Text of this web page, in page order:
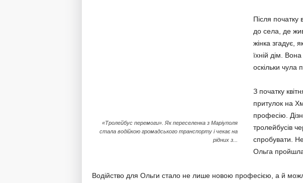
«Тролейбус перемоги». Як переселенка з Маріуполя
стала водійкою громадського транспорту і чекає на
рідних з...
Після початку
до села, де
жінка згадує,
їхній дім.
оскільки чула
З початку
притулок на
професію.
тролейбусів
спробувати.
Ольга
Водійство для Ольги стало не лише новою професією, а й